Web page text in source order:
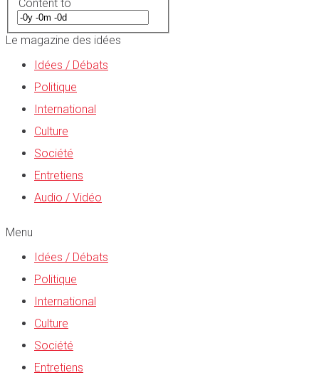
Content to
Le magazine des idées
Idées / Débats
Politique
International
Culture
Société
Entretiens
Audio / Vidéo
Menu
Idées / Débats
Politique
International
Culture
Société
Entretiens